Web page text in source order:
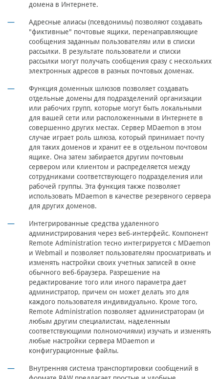
домена в Интернете.
Адресные алиасы (псевдонимы) позволяют создавать
"фиктивные" почтовые ящики, перенаправляющие
сообщения заданным пользователям или в списки
рассылки. В результате пользователи и списки
рассылки могут получать сообщения сразу с нескольких
электронных адресов в разных почтовых доменах.
Функция доменных шлюзов позволяет создавать
отдельные домены для подразделений организации
или рабочих групп, которые могут быть локальными
для вашей сети или расположенными в Интернете в
совершенно других местах. Сервер MDaemon в этом
случае играет роль шлюза, который принимает почту
для таких доменов и хранит ее в отдельном почтовом
ящике. Она затем забирается другим почтовым
сервером или клиентом и распределяется между
сотрудниками соответствующего подразделения или
рабочей группы. Эта функция также позволяет
использовать MDaemon в качестве резервного сервера
для других доменов.
Интегрированные средства удаленного
администрирования через веб-интерфейс. Компонент
Remote Administration тесно интегрируется с MDaemon
и Webmail и позволяет пользователям просматривать и
изменять настройки своих учетных записей в окне
обычного веб-браузера. Разрешение на
редактирование того или иного параметра дает
администратор, причем он может делать это для
каждого пользователя индивидуально. Кроме того,
Remote Administration позволяет администраторам (и
любым другим специалистам, наделенным
соответствующими полномочиями) изучать и изменять
любые настройки сервера MDaemon и
конфигурационные файлы.
Внутренняя система транспортировки сообщений в